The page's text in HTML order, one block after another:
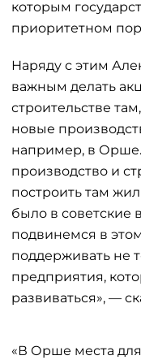
которым
приоритетном
Наряду с этим
важным делать
строительстве
новые
например, в
производство и
построить там
было в советские
подвинемся в
поддерживать не
предприятия,
развиваться», —
«В Орше места для